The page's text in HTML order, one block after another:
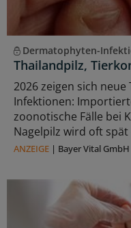
Dermatophyten-
Thailandpilz,
2026 zeigen sich
Infektionen:
zoonotische Fälle bei
Nagelpilz wird oft
ANZEIGE | Bayer Vital GmbH